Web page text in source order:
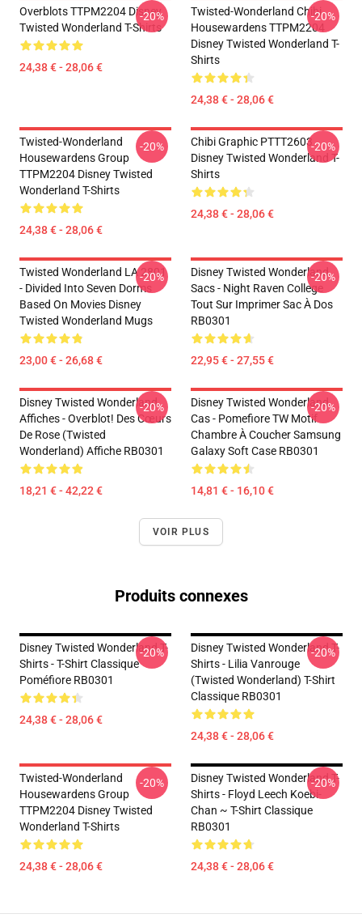
Overblots TTPM2204 Disney
Twisted Wonderland T-Shirts
24,38 € - 28,06 €
-20%
Twisted-Wonderland Chibi
Housewardens TTPM2204
Disney Twisted Wonderland T-
Shirts
24,38 € - 28,06 €
-20%
Twisted-Wonderland
Housewardens Group
TTPM2204 Disney Twisted
Wonderland T-Shirts
24,38 € - 28,06 €
-20%
Chibi Graphic PTTT2603
Disney Twisted Wonderland T-
Shirts
24,38 € - 28,06 €
-20%
Twisted Wonderland LA 2801
- Divided Into Seven Dorms
Based On Movies Disney
Twisted Wonderland Mugs
23,00 € - 26,68 €
-20%
Disney Twisted Wonderland
Sacs - Night Raven College
Tout Sur Imprimer Sac À Dos
RB0301
22,95 € - 27,55 €
-20%
Disney Twisted Wonderland
Affiches - Overblot! Des Cœurs
De Rose (Twisted
Wonderland) Affiche RB0301
18,21 € - 42,22 €
-20%
Disney Twisted Wonderland
Cas - Pomefiore TW Motif
Chambre À Coucher Samsung
Galaxy Soft Case RB0301
14,81 € - 16,10 €
-20%
VOIR PLUS
Produits connexes
Disney Twisted Wonderland T-
Shirts - T-Shirt Classique
Poméfiore RB0301
24,38 € - 28,06 €
-20%
Disney Twisted Wonderland T-
Shirts - Lilia Vanrouge
(Twisted Wonderland) T-Shirt
Classique RB0301
24,38 € - 28,06 €
-20%
Twisted-Wonderland
Housewardens Group
TTPM2204 Disney Twisted
Wonderland T-Shirts
24,38 € - 28,06 €
-20%
Disney Twisted Wonderland T-
Shirts - Floyd Leech Koebi-
Chan ~ T-Shirt Classique
RB0301
24,38 € - 28,06 €
-20%